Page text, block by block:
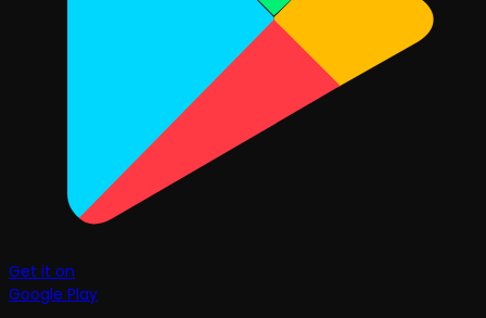
Get it on
Google Play